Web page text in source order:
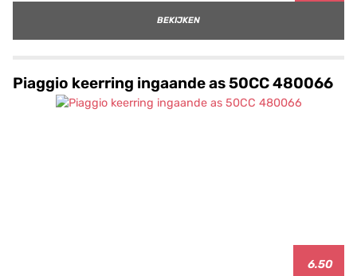
BEKIJKEN
Piaggio keerring ingaande as 50CC 480066
6.50